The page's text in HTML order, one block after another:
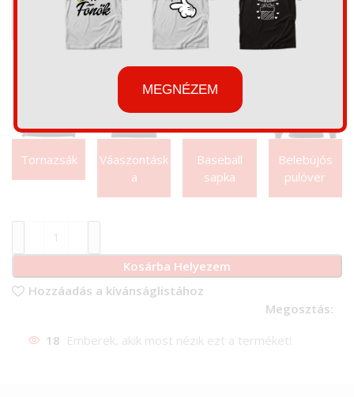
Kapucnis
pulóver
Párna Kötény
Tornazsák
Váaszontásk
a
Baseball
sapka
Belebújós
pulóver
Kosárba Helyezem
Hozzáadás a kívánságlistához
Megosztás:
18 Emberek, akik most nézik ezt a terméket!
MEGNÉZEM